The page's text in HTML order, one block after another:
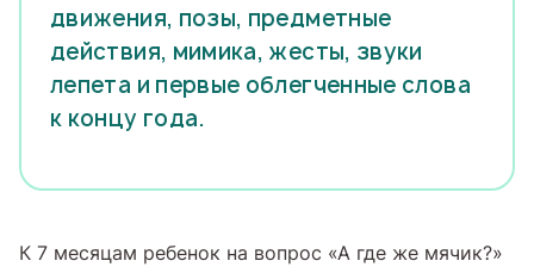
движения, позы, предметные
действия, мимика, жесты, звуки
лепета и первые облегченные слова
к концу года.
К 7 месяцам ребенок на вопрос «А где же мячик?»